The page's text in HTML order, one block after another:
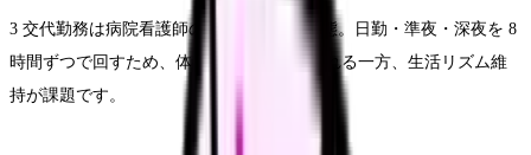
3 交代勤務は病院看護師の伝統的シフト形態。日勤・準夜・深夜を 8
時間ずつで回すため、体への負担が分散される一方、生活リズム維
持が課題です。